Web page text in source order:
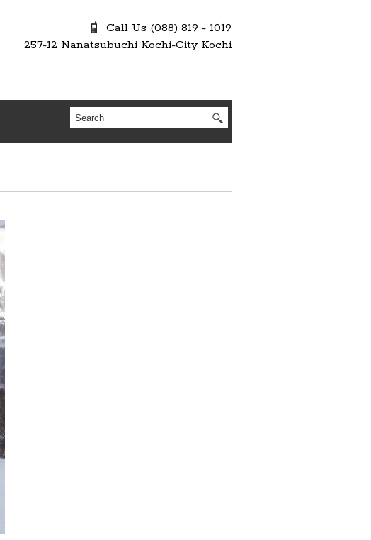
Call Us (088) 819 - 1019
257-12 Nanatsubuchi Kochi-City Kochi